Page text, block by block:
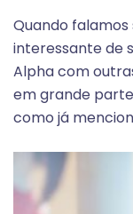
Quando
interessante de
Alpha com
em grande
como já